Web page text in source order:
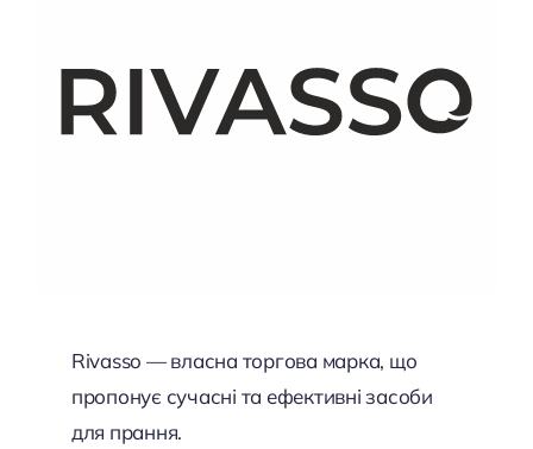
Rivasso — власна торгова марка, що
пропонує сучасні та ефективні засоби
для прання.